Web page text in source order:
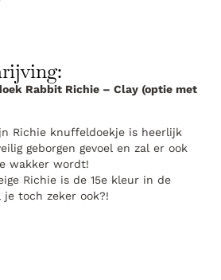
Rabbit Richie – Clay (optie met
Richie knuffeldoekje is heerlijk
geborgen gevoel en zal er ook
wakker wordt!
Richie is de 15e kleur in de
toch zeker ook?!